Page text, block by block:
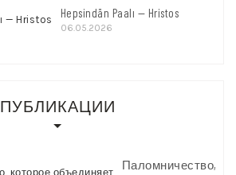
Hepsindän Paalı — Hristos
06.05.2026
ПУБЛИКАЦИИ
Паломничество,